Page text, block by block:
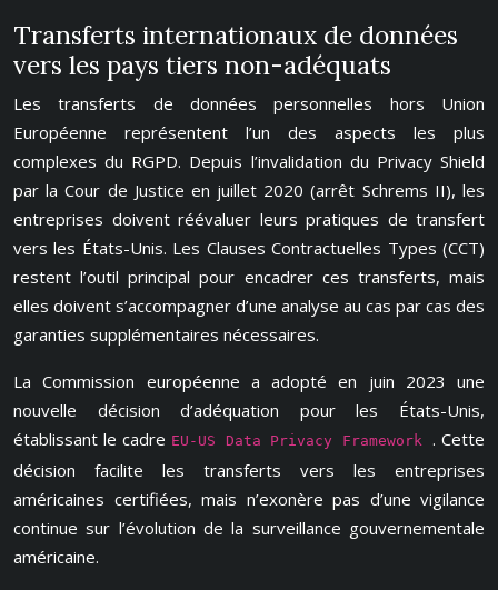
Transferts internationaux de données
vers les pays tiers non-adéquats
Les transferts de données personnelles hors Union
Européenne représentent l’un des aspects les plus
complexes du RGPD. Depuis l’invalidation du Privacy Shield
par la Cour de Justice en juillet 2020 (arrêt Schrems II), les
entreprises doivent réévaluer leurs pratiques de transfert
vers les États-Unis. Les Clauses Contractuelles Types (CCT)
restent l’outil principal pour encadrer ces transferts, mais
elles doivent s’accompagner d’une analyse au cas par cas des
garanties supplémentaires nécessaires.
La Commission européenne a adopté en juin 2023 une
nouvelle décision d’adéquation pour les États-Unis,
établissant le cadre EU-US Data Privacy Framework. Cette
décision facilite les transferts vers les entreprises
américaines certifiées, mais n’exonère pas d’une vigilance
continue sur l’évolution de la surveillance gouvernementale
américaine.